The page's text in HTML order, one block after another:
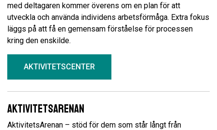
med deltagaren kommer överens om en plan för att
utveckla och använda individens arbetsförmåga. Extra fokus
läggs på att få en gemensam förståelse för processen
kring den enskilde.
AKTIVITETSCENTER
Aktivitetsarenan
AktivitetsArenan – stöd för dem som står långt från